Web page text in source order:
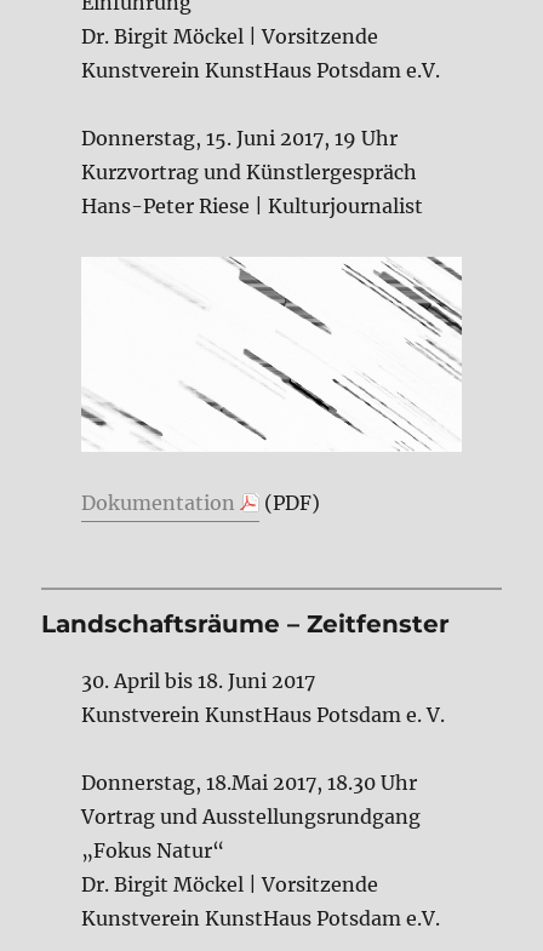
Dr. Birgit Möckel | Vorsitzende
Kunstverein KunstHaus Potsdam e.V.
Donnerstag, 15. Juni 2017, 19 Uhr
Kurzvortrag und Künstlergespräch
Hans-Peter Riese | Kulturjournalist
Dokumentation (PDF)
Landschaftsräume – Zeitfenster
30. April bis 18. Juni 2017
Kunstverein KunstHaus Potsdam e. V.
Donnerstag, 18.Mai 2017, 18.30 Uhr
Vortrag und Ausstellungsrundgang
„Fokus Natur“
Dr. Birgit Möckel | Vorsitzende
Kunstverein KunstHaus Potsdam e.V.